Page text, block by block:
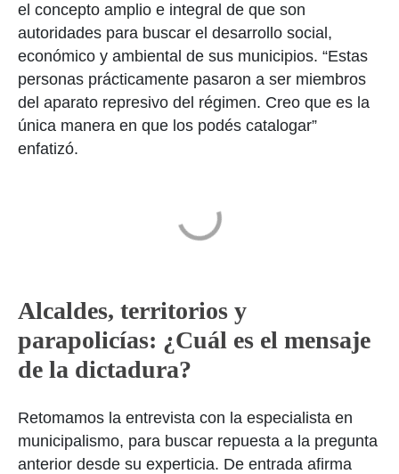
el concepto amplio e integral de que son
autoridades para buscar el desarrollo social,
económico y ambiental de sus municipios. “Estas
personas prácticamente pasaron a ser miembros
del aparato represivo del régimen. Creo que es la
única manera en que los podés catalogar”
enfatizó.
Alcaldes, territorios y
parapolicías: ¿Cuál es el mensaje
de la dictadura?
Retomamos la entrevista con la especialista en
municipalismo, para buscar repuesta a la pregunta
anterior desde su experticia. De entrada afirma